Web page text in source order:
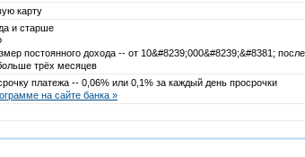
карту
и старше
постоянного дохода -- от 10&#8239;000&#8239;&#8381;
трёх месяцев
платежа -- 0,06% или 0,1% за каждый день просрочки
на сайте банка »